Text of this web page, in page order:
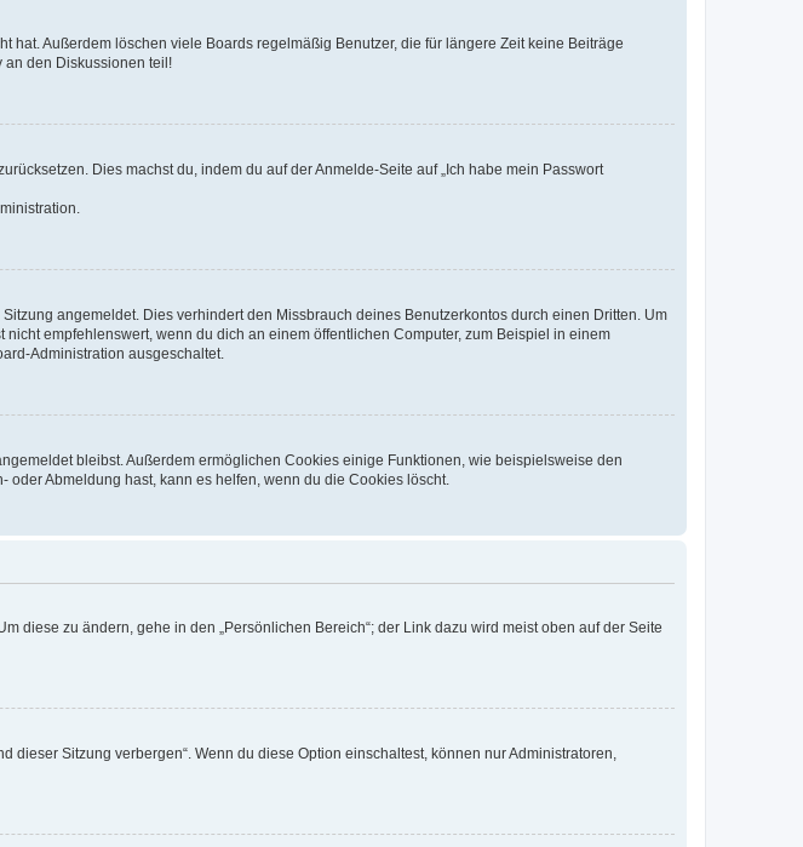
Außerdem löschen viele Boards regelmäßig Benutzer, die für längere Zeit keine Beiträge
an den Diskussionen teil!
Dies machst du, indem du auf der Anmelde-Seite auf „Ich habe mein Passwort
angemeldet. Dies verhindert den Missbrauch deines Benutzerkontos durch einen Dritten. Um
empfehlenswert, wenn du dich an einem öffentlichen Computer, zum Beispiel in einem
Administration ausgeschaltet.
bleibst. Außerdem ermöglichen Cookies einige Funktionen, wie beispielsweise den
oder Abmeldung hast, kann es helfen, wenn du die Cookies löscht.
diese zu ändern, gehe in den „Persönlichen Bereich“; der Link dazu wird meist oben auf der Seite
Sitzung verbergen“. Wenn du diese Option einschaltest, können nur Administratoren,